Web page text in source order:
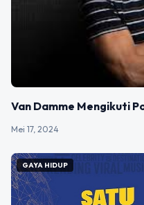
Van Damme Mengikuti
Mei 17, 2024
GAYA HIDUP